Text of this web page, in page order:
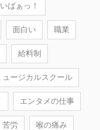
ばぁっ！
面白い 職業
給料制
ュージカルスクール
エンタメの仕事
苦労 喉の痛み